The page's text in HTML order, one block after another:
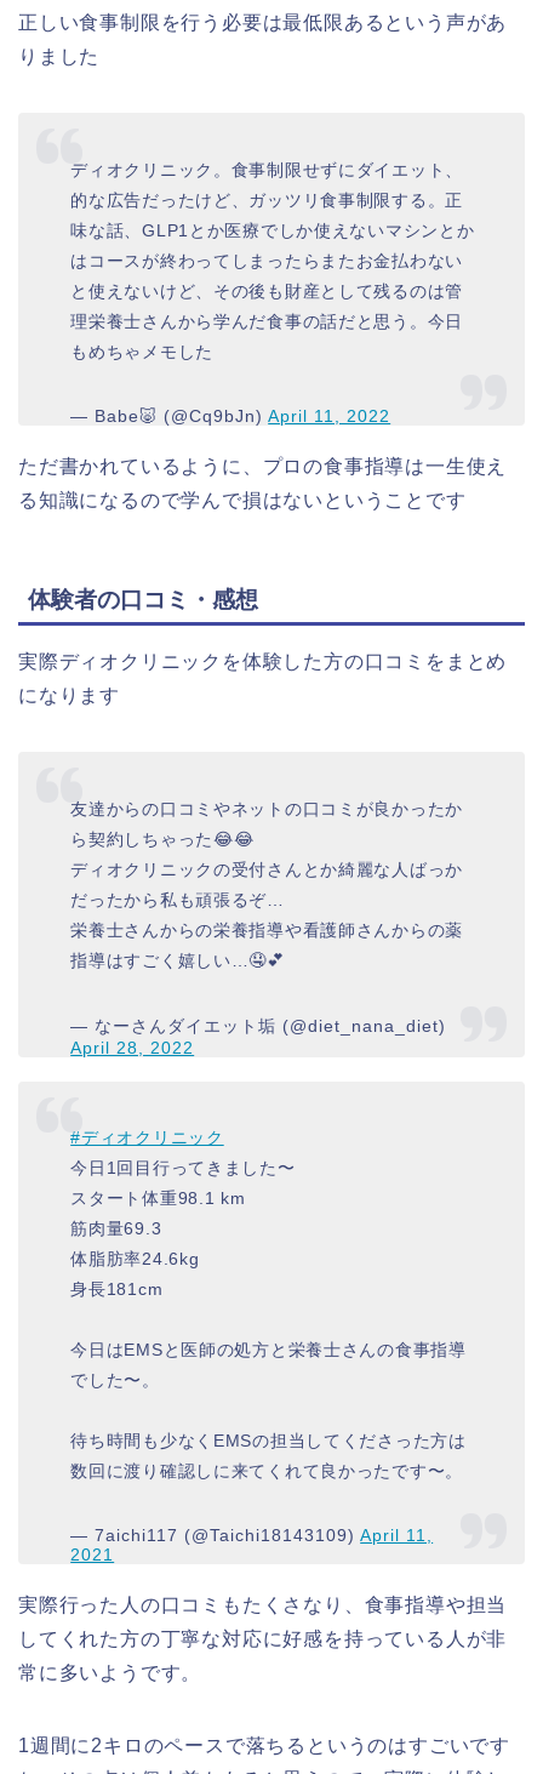
正しい食事制限を行う必要は最低限あるという声があ
りました
ディオクリニック。食事制限せずにダイエット、
的な広告だったけど、ガッツリ食事制限する。正
味な話、GLP1とか医療でしか使えないマシンとか
はコースが終わってしまったらまたお金払わない
と使えないけど、その後も財産として残るのは管
理栄養士さんから学んだ食事の話だと思う。今日
もめちゃメモした
— Babe🐷 (@Cq9bJn)April 11, 2022
ただ書かれているように、プロの食事指導は一生使え
る知識になるので学んで損はないということです
体験者の口コミ・感想
実際ディオクリニックを体験した方の口コミをまとめ
になります
友達からの口コミやネットの口コミが良かったか
ら契約しちゃった😂😂
ディオクリニックの受付さんとか綺麗な人ばっか
だったから私も頑張るぞ…
栄養士さんからの栄養指導や看護師さんからの薬
指導はすごく嬉しい…🤤💕
— なーさんダイエット垢 (@diet_nana_diet)
April 28, 2022
#ディオクリニック
今日1回目行ってきました〜
スタート体重98.1 km
筋肉量69.3
体脂肪率24.6kg
身長181cm
今日はEMSと医師の処方と栄養士さんの食事指導
でした〜。
待ち時間も少なくEMSの担当してくださった方は
数回に渡り確認しに来てくれて良かったです〜。
— 7aichi117 (@Taichi18143109)April 11,
2021
実際行った人の口コミもたくさなり、食事指導や担当
してくれた方の丁寧な対応に好感を持っている人が非
常に多いようです。
1週間に2キロのペースで落ちるというのはすごいです